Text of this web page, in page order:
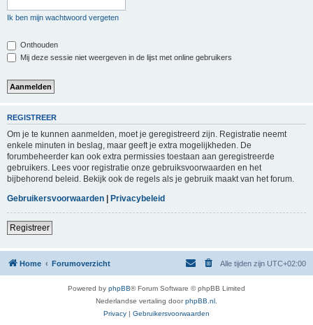
Ik ben mijn wachtwoord vergeten
Onthouden
Mij deze sessie niet weergeven in de lijst met online gebruikers
REGISTREER
Om je te kunnen aanmelden, moet je geregistreerd zijn. Registratie neemt
enkele minuten in beslag, maar geeft je extra mogelijkheden. De
forumbeheerder kan ook extra permissies toestaan aan geregistreerde
gebruikers. Lees voor registratie onze gebruiksvoorwaarden en het
bijbehorend beleid. Bekijk ook de regels als je gebruik maakt van het forum.
Gebruikersvoorwaarden | Privacybeleid
Registreer
Home Forumoverzicht Alle tijden zijn UTC+02:00
Powered by phpBB® Forum Software © phpBB Limited
Nederlandse vertaling doorphpBB.nl
Privacy | Gebruikersvoorwaarden